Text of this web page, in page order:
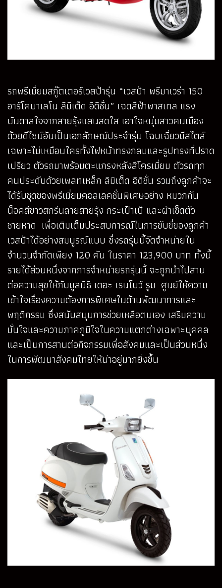
รถพรีเมี่ยมสกู๊ตเตอร์เวสป้ารุ่น “เวสป้า พรีมาเวร่า 150
อาร์โคบาเลโน ลิมิเต็ด อิดิชั่น” เฉดสีฟ้าพาสเทล แรง
บันดาลใจจากสายรุ้งแสนสดใส เอาใจหนุ่มสาวคนเมือง
ด้วยดีไซน์อันเป็นเอกลักษณ์ประจำรุ่น โฉบเฉี่ยวมีสไตล์
เฉพาะไม่เหมือนใครทั้งไฟหน้าทรงกลมและรูปทรงที่ปราด
เปรียว ตัวรถมาพร้อมตะแกรงหลังสีโครเมี่ยม ตัวรถทุก
คนประดับด้วยเพลทเหล็ก ลิมิเต็ด อิดิชั่น รวมถึงลูกค้าจะ
ได้รับชุดของพรีเมี่ยมคอลเลคชั่นพิเศษอย่าง หมวกกัน
น็อคสีขาวสกรีนลายสายรุ้ง กระเป๋าเป้ และผ้าเช็ดตัว
ชายหาด เพื่อเติมเต็มประสบการณ์ในการขับขี่ของลูกค้า
เวสป้าได้อย่างสมบูรณ์แบบ ซึ่งรถรุ่นนี้จัดจำหน่ายใน
จำนวนจำกัดเพียง 120 คัน ในราคา 123,900 บาท ทั้งนี้
รายได้ส่วนหนึ่งจากการจำหน่ายรถรุ่นนี้ จะถูกนำไปสาน
ต่อความสุขให้กับมูลนิธิ เดอะ เรนโบว์ รูม ศูนย์ให้ความ
เข้าใจเรื่องความต้องการพิเศษในด้านพัฒนาการและ
พฤติกรรม ซึ่งสนับสนุนการช่วยเหลือตนเอง เสริมความ
มั่นใจและความภาคภูมิใจในความแตกต่างเฉพาะบุคคล
และเป็นการสานต่อกิจกรรมเพื่อสังคมและเป็นส่วนหนึ่ง
ในการพัฒนาสังคมไทยให้น่าอยู่มากยิ่งขึ้น